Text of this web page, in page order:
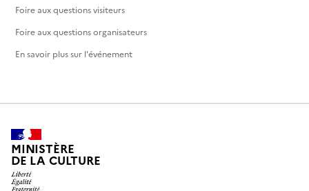
Foire aux questions visiteurs
Foire aux questions organisateurs
En savoir plus sur l'événement
MINISTÈRE
DE LA CULTURE